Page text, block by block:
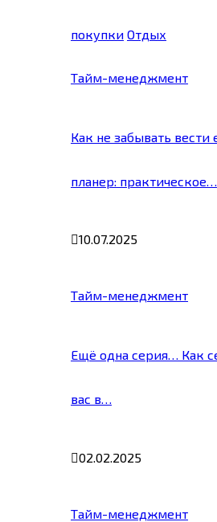
покупки Отдых
Тайм-менеджмент
Как не забывать
планер: практическое…
10.07.2025
Тайм-менеджмент
Ещё одна серия… Как
вас в…
02.02.2025
Тайм-менеджмент